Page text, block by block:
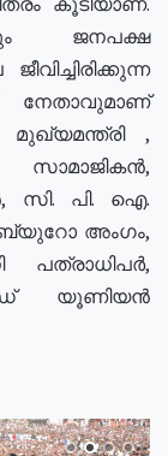
ജനപക്ഷ
നേതാവുമാണ്
മുഖ്യമന്ത്രി ,
സി. പി. ഐ.
ബ്യുറോ അംഗം,
പത്രാധിപർ,
യൂണിയൻ